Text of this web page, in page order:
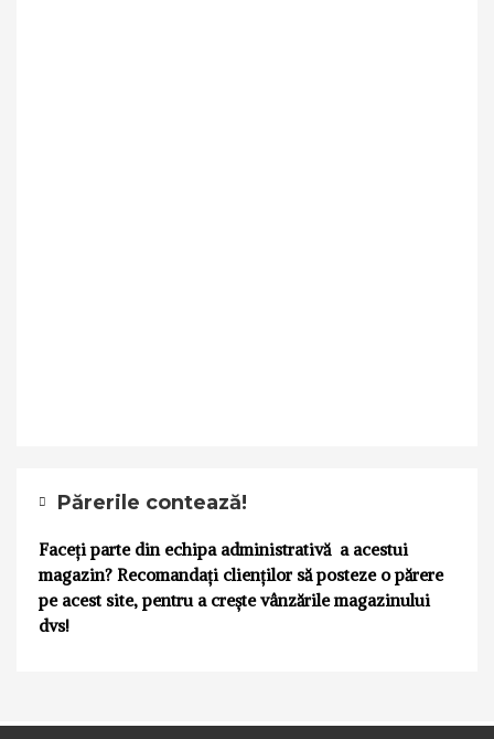
Părerile contează!
Faceți parte din echipa administrativă a acestui
magazin? Recomandați clienților să posteze o părere
pe acest site, pentru a crește vânzările magazinului
dvs!